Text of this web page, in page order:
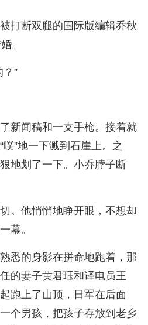
打断双腿的国际版编辑乔秋
。
？”
新闻稿和一支手枪。接着就
”地一下溅到石崖上。之
地划了一下。小乔脖子断
。他悄悄地睁开眼，不想却
幕。
悉的身影在拼命地跑着，那
的妻子黄君珏和译电员王
跑上了山顶，日军在后面
个男孩，把孩子存放到老乡